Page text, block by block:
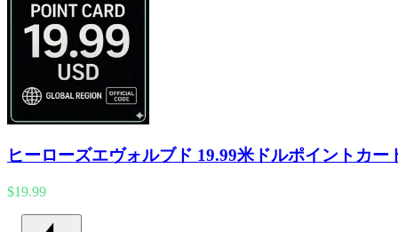
ヒーローズエヴォルブド 19.99米ドルポイントカー
$19.99